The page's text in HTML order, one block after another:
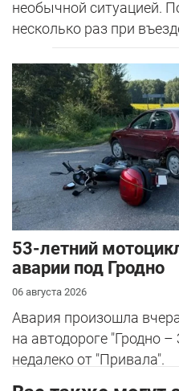
необычной ситуацией.
несколько раз при
53-летний
аварии под Гродно
06 августа 2026
Авария произошла
на автодороге "Гродно
недалеко от "Привала".